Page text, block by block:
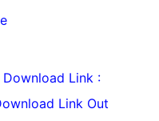
Link :
Link Out